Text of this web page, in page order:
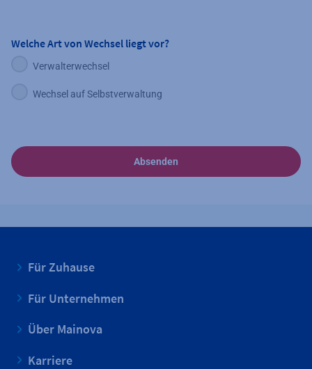
Welche Art von Wechsel liegt vor?
Verwalterwechsel
label.aria.toggle
Wechsel auf Selbstverwaltung
Absenden
Für Zuhause
Für Unternehmen
Über Mainova
Karriere